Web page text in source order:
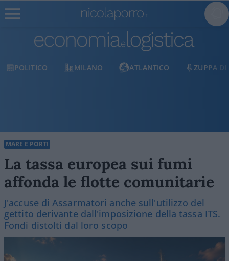
POLITICO MILANO ATLANTICO ZUPPA DI
MARE E PORTI
La tassa europea sui fumi
affonda le flotte comunitarie
J'accuse di Assarmatori anche sull'utilizzo del
gettito derivante dall'imposizione della tassa ITS.
Fondi distolti dal loro scopo